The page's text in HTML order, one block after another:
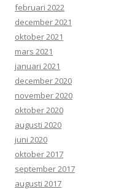
februari 2022
december 2021
oktober 2021
mars 2021
januari 2021
december 2020
november 2020
oktober 2020
augusti 2020
juni 2020
oktober 2017
september 2017
augusti 2017